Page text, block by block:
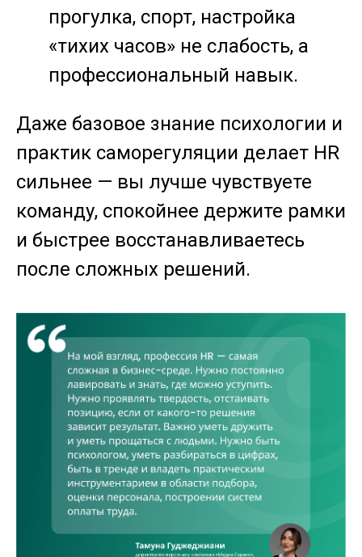
прогулка, спорт, настройка
«тихих часов» не слабость, а
профессиональный навык.
Даже базовое знание психологии и
практик саморегуляции делает HR
сильнее — вы лучше чувствуете
команду, спокойнее держите рамки
и быстрее восстанавливаетесь
после сложных решений.